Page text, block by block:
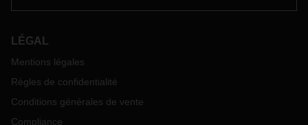
LÉGAL
Mentions légales
Règles de confidentialité
Conditions générales de vente
Compliance